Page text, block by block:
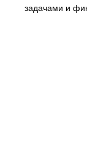
задачами и